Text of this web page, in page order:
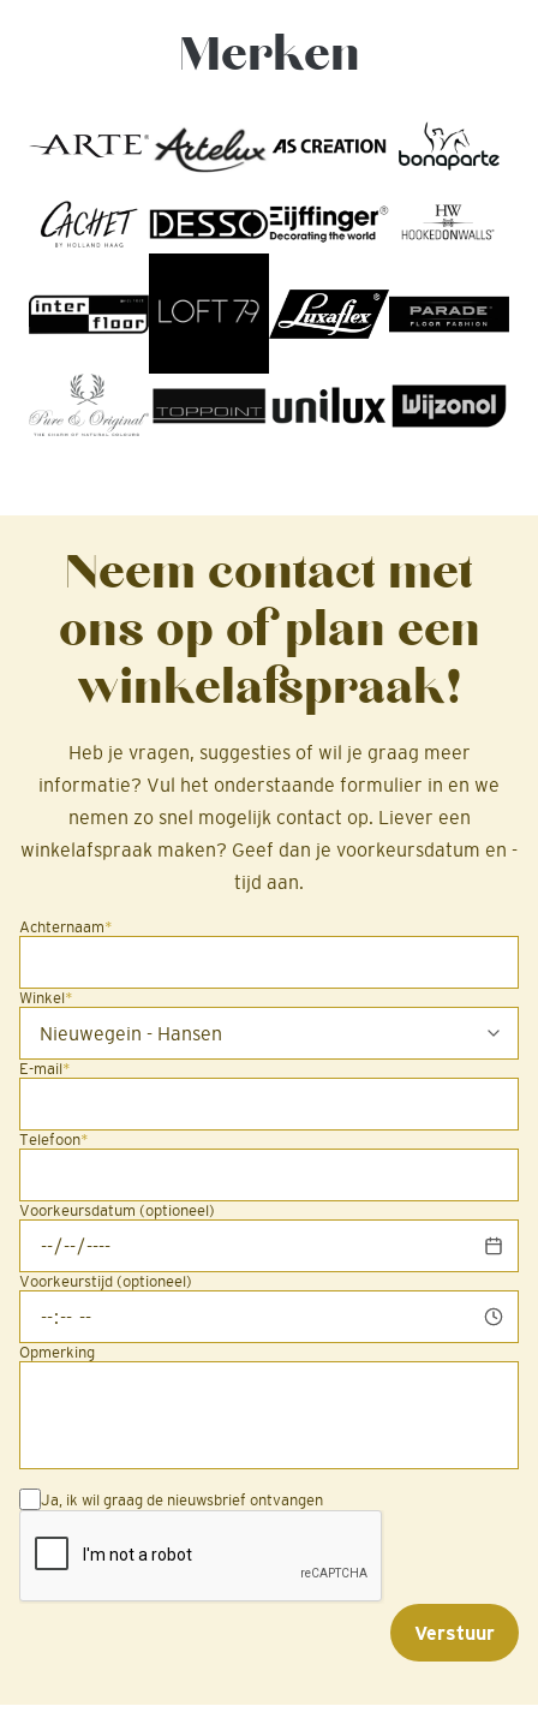
Merken
Neem contact met
ons op of plan een
winkelafspraak!
Heb je vragen, suggesties of wil je graag meer
informatie? Vul het onderstaande formulier in en we
nemen zo snel mogelijk contact op. Liever een
winkelafspraak maken? Geef dan je voorkeursdatum en -
tijd aan.
Achternaam*
Winkel*
E-mail*
Telefoon*
Voorkeursdatum (optioneel)
Voorkeurstijd (optioneel)
Opmerking
Ja, ik wil graag de nieuwsbrief ontvangen